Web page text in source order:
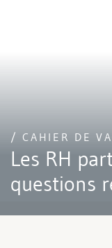
/ CAHIER DE
Les RH
questions